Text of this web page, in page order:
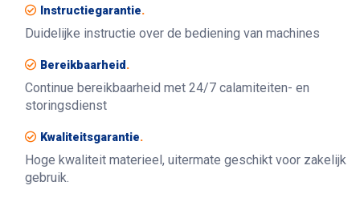
Instructiegarantie.
Duidelijke instructie over de bediening van machines
Bereikbaarheid.
Continue bereikbaarheid met 24/7 calamiteiten- en
storingsdienst
Kwaliteitsgarantie.
Hoge kwaliteit materieel, uitermate geschikt voor zakelijk
gebruik.